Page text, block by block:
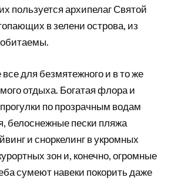
пользуется архипелаг Святой
в зелени острова, из
для безмятежного и в то же
отдыха. Богатая флора и
по прозрачным водам
белоснежные пески пляжа
и сноркелинг в укромных
зон и, конечно, огромные
сумеют навеки покорить даже